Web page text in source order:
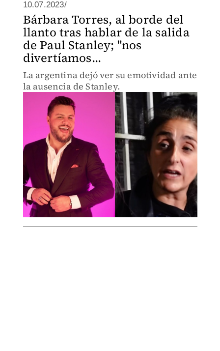
10.07.2023/
Bárbara Torres, al borde del
llanto tras hablar de la salida
de Paul Stanley; "nos
divertíamos...
La argentina dejó ver su emotividad ante
la ausencia de Stanley.